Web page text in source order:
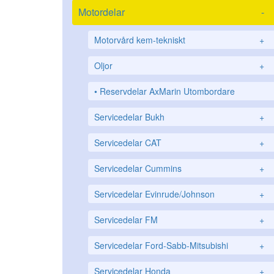
Motordelar -
Motorvård kem-tekniskt +
Oljor +
Reservdelar AxMarin Utombordare
Servicedelar Bukh +
Servicedelar CAT +
Servicedelar Cummins +
Servicedelar Evinrude/Johnson +
Servicedelar FM +
Servicedelar Ford-Sabb-Mitsubishi +
Servicedelar Honda +